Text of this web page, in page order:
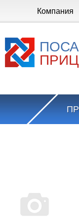
Компания